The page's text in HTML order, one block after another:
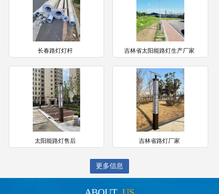
长春路灯灯杆 吉林省太阳能路灯生产厂家
太阳能路灯售后 吉林省路灯厂家
更多信息